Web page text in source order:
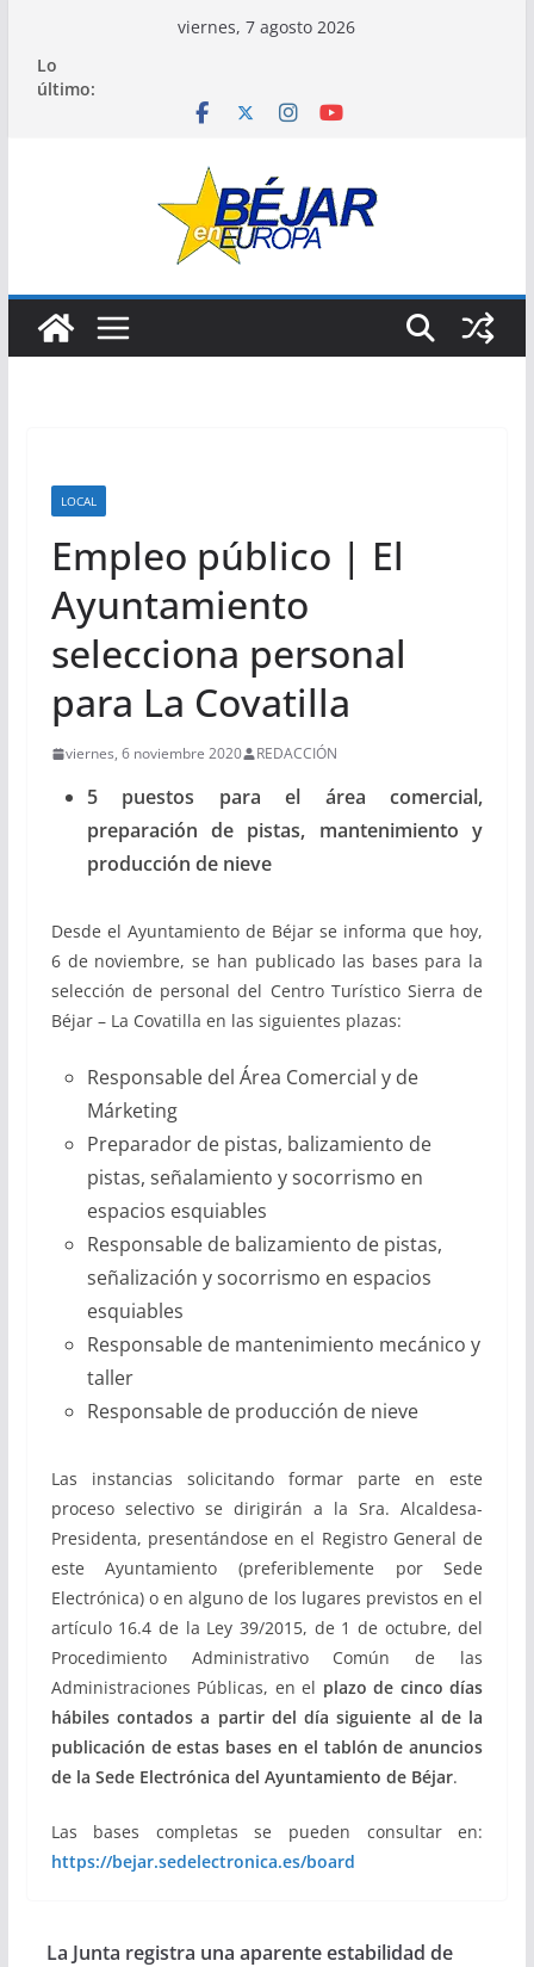
contenido
viernes, 7 agosto 2026
Lo
último:
LOCAL
Empleo público | El
Ayuntamiento
selecciona personal
para La Covatilla
viernes, 6 noviembre 2020 REDACCIÓN
5 puestos para el área comercial,
preparación de pistas, mantenimiento y
producción de nieve
Desde el Ayuntamiento de Béjar se informa que hoy,
6 de noviembre, se han publicado las bases para la
selección de personal del Centro Turístico Sierra de
Béjar – La Covatilla en las siguientes plazas:
Responsable del Área Comercial y de
Márketing
Preparador de pistas, balizamiento de
pistas, señalamiento y socorrismo en
espacios esquiables
Responsable de balizamiento de pistas,
señalización y socorrismo en espacios
esquiables
Responsable de mantenimiento mecánico y
taller
Responsable de producción de nieve
Las instancias solicitando formar parte en este
proceso selectivo se dirigirán a la Sra. Alcaldesa-
Presidenta, presentándose en el Registro General de
este Ayuntamiento (preferiblemente por Sede
Electrónica) o en alguno de los lugares previstos en el
artículo 16.4 de la Ley 39/2015, de 1 de octubre, del
Procedimiento Administrativo Común de las
Administraciones Públicas, en el plazo de cinco días
hábiles contados a partir del día siguiente al de la
publicación de estas bases en el tablón de anuncios
de la Sede Electrónica del Ayuntamiento de Béjar.
Las bases completas se pueden consultar en:
https://bejar.sedelectronica.es/board
La Junta registra una aparente estabilidad de